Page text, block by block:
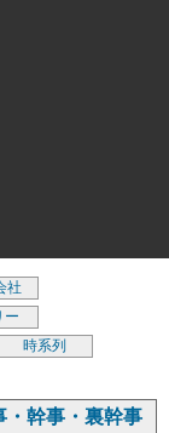
社
ー
時系列
・幹事・裏幹事